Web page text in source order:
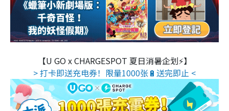
【U GO x CHARGESPOT 夏日消暑企划⚡】
> 打卡即送充电券！限量1000张🔋送完即止 <